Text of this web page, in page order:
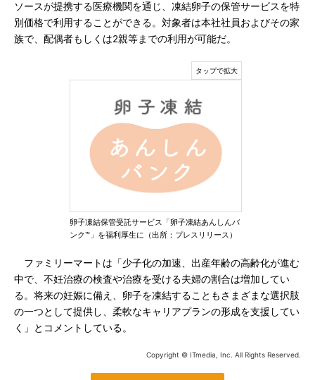
ソースが提携する医療機関を通じ、凍結卵子の保管サービスを特
別価格で利用することができる。対象者は本社社員およびその家
族で、配偶者もしくは2親等までの利用が可能だ。
卵子凍結保管受託サービス「卵子凍結あんしんバ
ンク™」を福利厚生に（出所：プレスリリース）
ファミリーマートは「少子化の加速、出産年齢の高齢化が進む
中で、不妊治療の検査や治療を受ける夫婦の割合は増加してい
る。将来の妊娠に備え、卵子を凍結することもさまざまな選択肢
の一つとして提供し、柔軟なキャリアプランの形成を支援してい
く」とコメントしている。
Copyright © ITmedia, Inc. All Rights Reserved.